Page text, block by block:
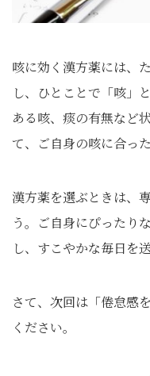
咳に効く漢方薬には、
し、ひとことで「咳」
ある咳、痰の有無など
て、ご自身の咳に合っ
漢方薬を選ぶときは、
う。ご自身にぴったり
し、すこやかな毎日を
さて、次回は「倦怠感
ください。